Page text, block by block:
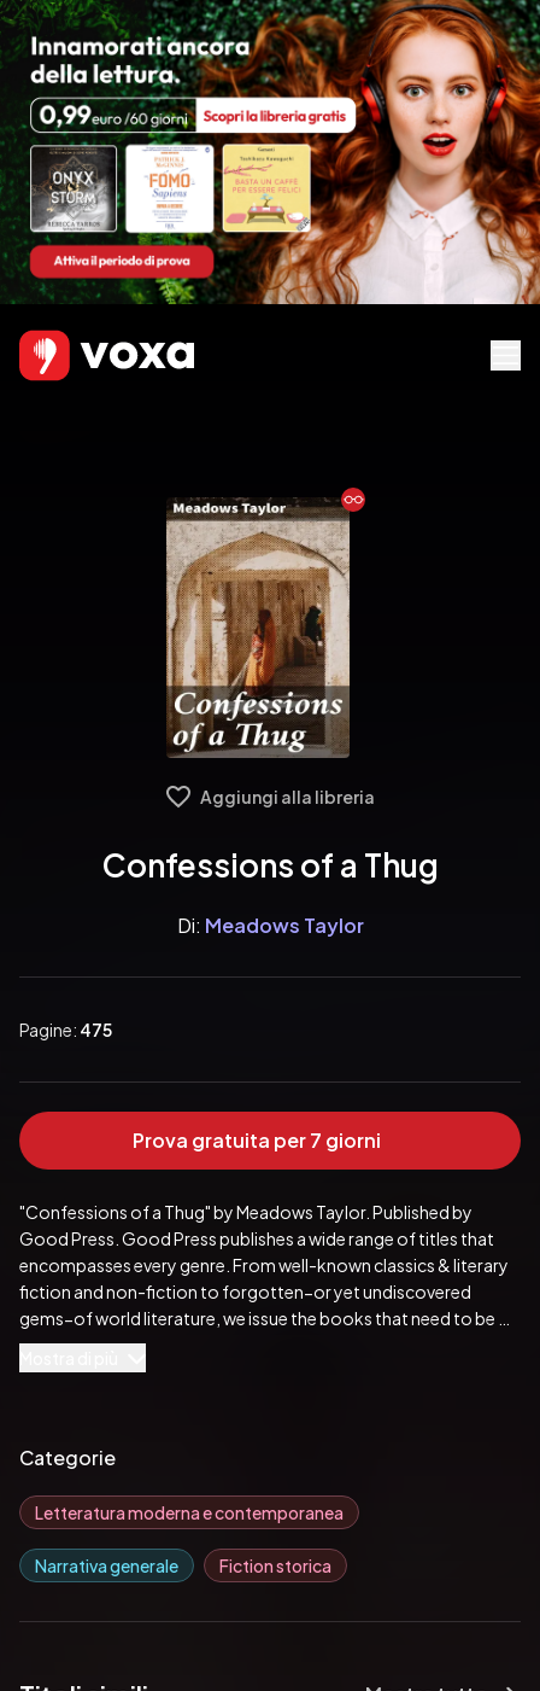
Ebook
Aggiungi alla libreria
Confessions of a Thug
Di: Meadows Taylor
Pagine: 475
Prova gratuita per 7 giorni
"Confessions of a Thug" by Meadows Taylor. Published by
Good Press. Good Press publishes a wide range of titles that
encompasses every genre. From well-known classics & literary
fiction and non-fiction to forgotten−or yet undiscovered
gems−of world literature, we issue the books that need to be
read. Each Good Press edition has been meticulously edited
and formatted to boost readability for all e-readers and
Pubblicato da:  Good Press
Categorie
Letteratura moderna e contemporanea
Narrativa generale Fiction storica